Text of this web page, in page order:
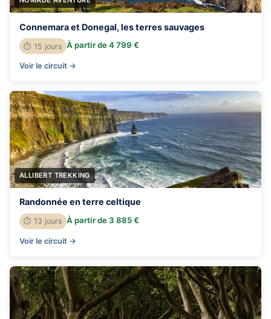
Connemara et Donegal, les terres sauvages
⏱ 15 jours À partir de 4 799 €
Voir le circuit →
ALLIBERT TREKKING
Randonnée en terre celtique
⏱ 13 jours À partir de 3 885 €
Voir le circuit →